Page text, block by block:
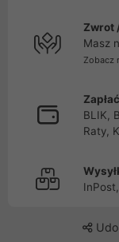
Zwrot
Masz
Zobacz
BLIK,
Raty,